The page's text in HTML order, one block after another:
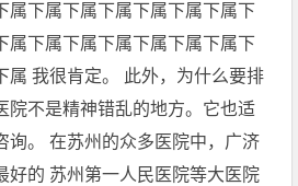
属下属下属下属下属下属下属下
属下属下属下属下属下属下属下
属 我很肯定。 此外，为什么要排
院不是精神错乱的地方。它也适
询。 在苏州的众多医院中，广济
好的 苏州第一人民医院等大医院